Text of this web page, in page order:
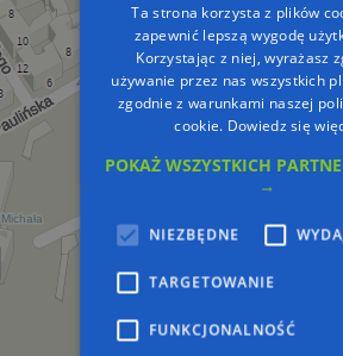
Ta strona korzysta z plików
zapewnić lepszą wygodę
Korzystając z niej, wyrażasz
używanie przez nas wszystkich
zgodnie z warunkami naszej
cookie. Dowiedz się
POKAŻ WSZYSTKICH
→
NIEZBĘDNE
TARGETOWANIE
FUNKCJONALNOŚĆ